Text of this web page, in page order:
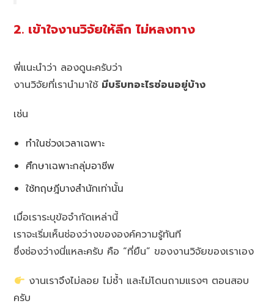
2. เข้าใจงานวิจัยให้ลึก ไม่หลงทาง
พี่แนะนำว่า ลองดูนะครับว่า
งานวิจัยที่เรานำมาใช้ มีบริบทอะไรซ่อนอยู่บ้าง
เช่น
ทำในช่วงเวลาเฉพาะ
ศึกษาเฉพาะกลุ่มอาชีพ
ใช้ทฤษฎีบางสำนักเท่านั้น
เมื่อเราระบุข้อจำกัดเหล่านี้
เราจะเริ่มเห็นช่องว่างขององค์ความรู้ทันที
ซึ่งช่องว่างนี่แหละครับ คือ “ที่ยืน” ของงานวิจัยของเราเอง
งานเราจึงไม่ลอย ไม่ซ้ำ และไม่โดนถามแรงๆ ตอนสอบ
ครับ